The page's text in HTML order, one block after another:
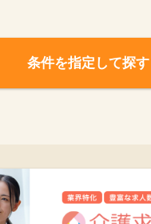
条件を指定して探す